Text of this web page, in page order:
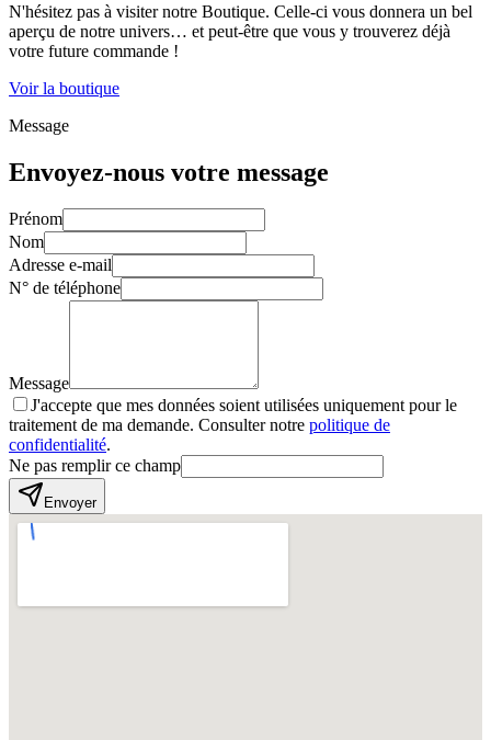
N'hésitez pas à visiter notre Boutique. Celle-ci vous donnera un bel
aperçu de notre univers… et peut-être que vous y trouverez déjà
votre future commande !
Voir la boutique
Message
Envoyez-nous votre message
Prénom
Nom
Adresse e-mail
N° de téléphone
Message
J'accepte que mes données soient utilisées uniquement pour le
traitement de ma demande. Consulter notre politique de
confidentialité.
Ne pas remplir ce champ
Envoyer